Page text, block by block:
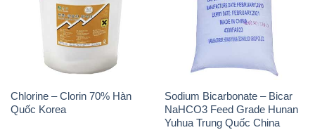
Chlorine – Clorin 70% Hàn
Quốc Korea
Sodium Bicarbonate – Bicar
NaHCO3 Feed Grade Hunan
Yuhua Trung Quốc China